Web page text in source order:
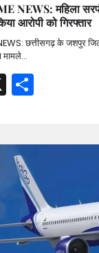
NEWS: महिला
आरोपी को गिरफ्तार
छत्तीसगढ़ के जशपुर
मामले…
X